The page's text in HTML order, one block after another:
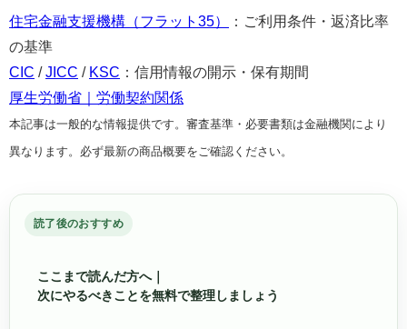
住宅金融支援機構（フラット35）
：ご利用条件・返済比率
の基準
CIC /JICC / KSC ：信用情報の開示・保有期間
厚生労働省｜労働契約関係
本記事は一般的な情報提供です。審査基準・必要書類は金融機関により
異なります。必ず最新の商品概要をご確認ください。
読了後のおすすめ
ここまで読んだ方へ｜
次にやるべきことを無料で整理しましょう